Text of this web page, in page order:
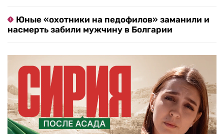
Юные «охотники на педофилов» заманили и
насмерть забили мужчину в Болгарии